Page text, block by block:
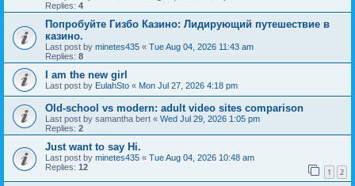
Replies: 4
Попробуйте Гизбо Казино: Лидирующий путешествие в
казино.
Last post by minetes435 « Tue Aug 04, 2026 11:43 am
Replies: 8
I am the new girl
Last post by EulahSto « Mon Jul 27, 2026 4:18 pm
Old-school vs modern: adult video sites comparison
Last post by samantha bert « Wed Jul 29, 2026 1:05 pm
Replies: 2
Just want to say Hi.
Last post by minetes435 « Tue Aug 04, 2026 10:48 am
Replies: 12 1 2